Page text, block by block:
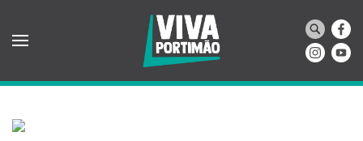
Saltar para o conteúdo principal